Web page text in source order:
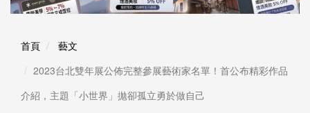
首頁
藝文
2023台北雙年展公佈完整參展藝術家名單！首公布精彩作品
介紹，主題「小世界」拋卻孤立勇於做自己